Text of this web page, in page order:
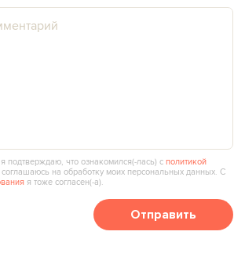
подтверждаю, что ознакомился(‑лась) сполитикой
соглашаюсь на обработку моих персональных данных. С
я тоже согласен(‑а).
Отправить